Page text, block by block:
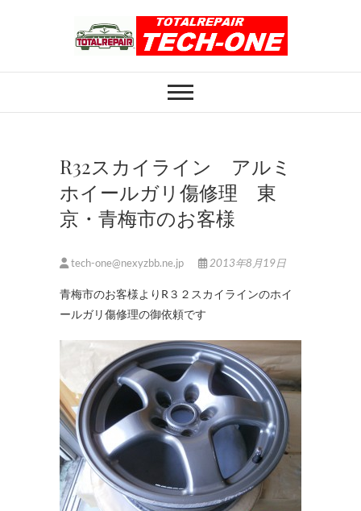
ホイール修理のト
ータルリペアテッ
クワン
R32スカイライン アルミ
ホイールガリ傷修理 東
京・青梅市のお客様
tech-one@nexyzbb.ne.jp 2013年8月19日
青梅市のお客様よりR３２スカイラインのホイ
ールガリ傷修理の御依頼です